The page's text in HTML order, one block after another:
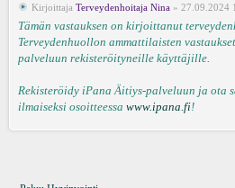
Kirjoittaja Terveydenhoitaja Nina » 27.09.2024
Tämän vastauksen on kirjoittanut
Terveydenhuollon ammattilaisten
palveluun rekisteröityneille käyttäjille.
Rekisteröidy iPana Äitiys-palveluun ja ota
ilmaiseksi osoitteessa www.ipana.fi!